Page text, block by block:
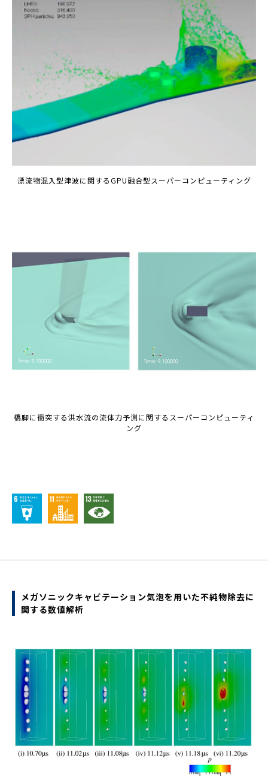
漂流物混入型津波に関するGPU融合型スーパーコンピューティング
橋脚に衝突する洪水流の流体力予測に関するスーパーコンピューティ
ング
メガソニックキャビテーション気泡を用いた不純物除去に
関する数値解析